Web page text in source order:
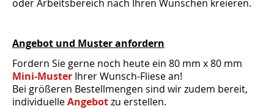
oder Arbeitsbereich nach Ihren Wünschen kreieren.
Angebot und Muster anfordern
Fordern Sie gerne noch heute ein 80 mm x 80 mm
Mini-Muster Ihrer Wunsch-Fliese an!
Bei größeren Bestellmengen sind wir zudem bereit,
individuelleAngebotzu erstellen.